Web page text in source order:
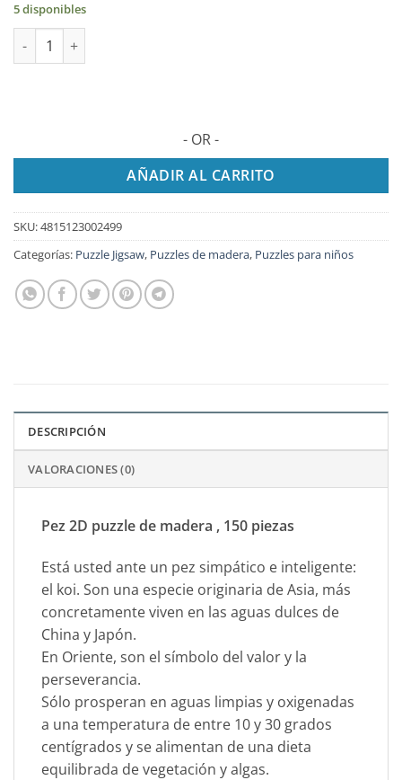
5 disponibles
Puzzle de madera peces 2D - 150 piezas cantidad
- OR -
AÑADIR AL CARRITO
SKU:4815123002499
Categorías: Puzzle Jigsaw, Puzzles de madera, Puzzles para niños
DESCRIPCIÓN
VALORACIONES (0)
Pez 2D puzzle de madera , 150 piezas
Está usted ante un pez simpático e inteligente:
el koi. Son una especie originaria de Asia, más
concretamente viven en las aguas dulces de
China y Japón.
En Oriente, son el símbolo del valor y la
perseverancia.
Sólo prosperan en aguas limpias y oxigenadas
a una temperatura de entre 10 y 30 grados
centígrados y se alimentan de una dieta
equilibrada de vegetación y algas.